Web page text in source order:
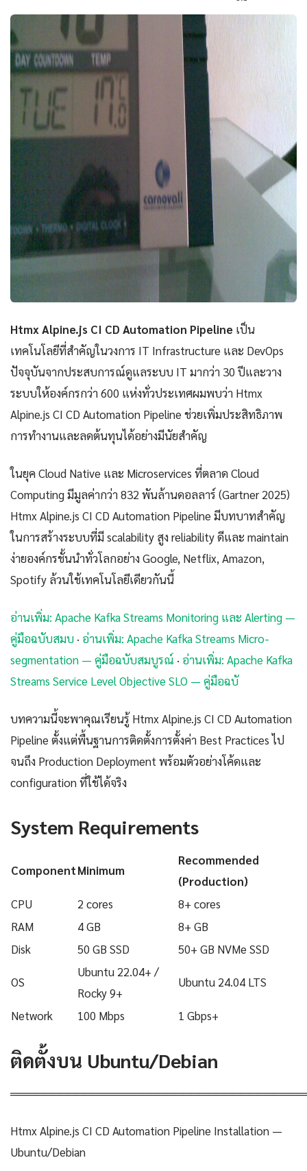
Htmx Alpine.js CI CD Automation Pipeline เป็น
เทคโนโลยีที่สำคัญในวงการ IT Infrastructure และ DevOps
ปัจจุบันจากประสบการณ์ดูแลระบบ IT มากว่า 30 ปีและวาง
ระบบให้องค์กรกว่า 600 แห่งทั่วประเทศผมพบว่า Htmx
Alpine.js CI CD Automation Pipeline ช่วยเพิ่มประสิทธิภาพ
การทำงานและลดต้นทุนได้อย่างมีนัยสำคัญ
ในยุค Cloud Native และ Microservices ที่ตลาด Cloud
Computing มีมูลค่ากว่า 832 พันล้านดอลลาร์ (Gartner 2025)
Htmx Alpine.js CI CD Automation Pipeline มีบทบาทสำคัญ
ในการสร้างระบบที่มี scalability สูง reliability ดีและ maintain
ง่ายองค์กรชั้นนำทั่วโลกอย่าง Google, Netflix, Amazon,
Spotify ล้วนใช้เทคโนโลยีเดียวกันนี้
อ่านเพิ่ม: Apache Kafka Streams Monitoring และ Alerting —
คู่มือฉบับสมบ · อ่านเพิ่ม: Apache Kafka Streams Micro-
segmentation — คู่มือฉบับสมบูรณ์ · อ่านเพิ่ม: Apache Kafka
Streams Service Level Objective SLO — คู่มือฉบั
บทความนี้จะพาคุณเรียนรู้ Htmx Alpine.js CI CD Automation
Pipeline ตั้งแต่พื้นฐานการติดตั้งการตั้งค่า Best Practices ไป
จนถึง Production Deployment พร้อมตัวอย่างโค้ดและ
configuration ที่ใช้ได้จริง
System Requirements
ComponentMinimum
Recommended
(Production)
CPU
2 cores
8+ cores
RAM
4 GB
8+ GB
Disk
50 GB SSD 50+ GB NVMe SSD
OS
Ubuntu 22.04+ /
Rocky 9+
Ubuntu 24.04 LTS
Network 100 Mbps 1 Gbps+
ติดตั้งบน Ubuntu/Debian
Htmx Alpine.js CI CD Automation Pipeline Installation —
Ubuntu/Debian